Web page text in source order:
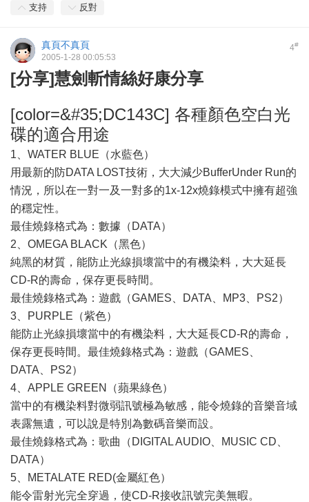
支持 反對
4#
真頁不真頁
2005-1-28 00:05:53
[分享]慧劍斬情絲好康分享
[color=&#35;DC143C] 各種顏色空白光
碟的適合用途
1、WATER BLUE（水藍色）
用最新的防DATA LOST技術，大大減少BufferUnder Run的
情況，所以在一對一及一對多的1x-12x燒錄模式中擁有超強
的穩定性。
最佳燒錄格式為：數據（DATA）
2、OMEGA BLACK（黑色）
純黑的材質，能防止光線損壞當中的有機染料，大大延長
CD-R的壽命，保存更長時間。
最佳燒錄格式為：遊戲（GAMES、DATA、MP3、PS2）
3、PURPLE（紫色）
能防止光線損壞當中的有機染料，大大延長CD-R的壽命，
保存更長時間。最佳燒錄格式為：遊戲（GAMES、
DATA、PS2）
4、APPLE GREEN（蘋果綠色）
當中的有機染料對微弱訊號極為敏感，能令燒錄的音樂音域
表露無遺，可以說是特別為數碼音樂而設。
最佳燒錄格式為：歌曲（DIGITAL AUDIO、MUSIC CD、
DATA）
5、METALATE RED(金屬紅色）
能令雷射光完全穿過，使CD-R接收訊號完美無暇。